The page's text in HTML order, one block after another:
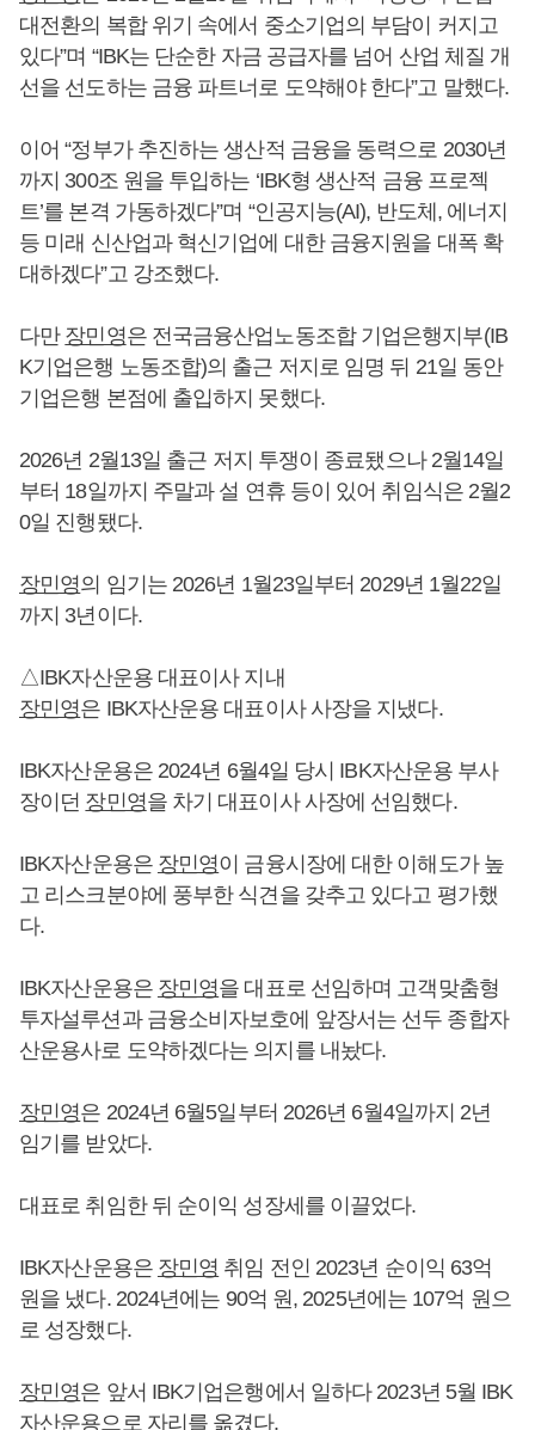
대전환의 복합 위기 속에서 중소기업의 부담이 커지고
있다”며 “IBK는 단순한 자금 공급자를 넘어 산업 체질 개
선을 선도하는 금융 파트너로 도약해야 한다”고 말했다.
이어 “정부가 추진하는 생산적 금융을 동력으로 2030년
까지 300조 원을 투입하는 ‘IBK형 생산적 금융 프로젝
트’를 본격 가동하겠다”며 “인공지능(AI), 반도체, 에너지
등 미래 신산업과 혁신기업에 대한 금융지원을 대폭 확
대하겠다”고 강조했다.
다만 장민영은 전국금융산업노동조합 기업은행지부(IB
K기업은행 노동조합)의 출근 저지로 임명 뒤 21일 동안
기업은행 본점에 출입하지 못했다.
2026년 2월13일 출근 저지 투쟁이 종료됐으나 2월14일
부터 18일까지 주말과 설 연휴 등이 있어 취임식은 2월2
0일 진행됐다.
장민영의 임기는 2026년 1월23일부터 2029년 1월22일
까지 3년이다.
△IBK자산운용 대표이사 지내
장민영은 IBK자산운용 대표이사 사장을 지냈다.
IBK자산운용은 2024년 6월4일 당시 IBK자산운용 부사
장이던 장민영을 차기 대표이사 사장에 선임했다.
IBK자산운용은 장민영이 금융시장에 대한 이해도가 높
고 리스크분야에 풍부한 식견을 갖추고 있다고 평가했
다.
IBK자산운용은 장민영을 대표로 선임하며 고객맞춤형
투자설루션과 금융소비자보호에 앞장서는 선두 종합자
산운용사로 도약하겠다는 의지를 내놨다.
장민영은 2024년 6월5일부터 2026년 6월4일까지 2년
임기를 받았다.
대표로 취임한 뒤 순이익 성장세를 이끌었다.
IBK자산운용은 장민영 취임 전인 2023년 순이익 63억
원을 냈다. 2024년에는 90억 원, 2025년에는 107억 원으
로 성장했다.
장민영은 앞서 IBK기업은행에서 일하다 2023년 5월 IBK
자산운용으로 자리를 옮겼다.